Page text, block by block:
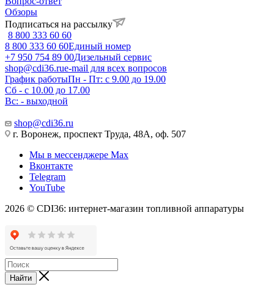
Обзоры
Подписаться на рассылку
8 800 333 60 60
8 800 333 60 60Единый номер
+7 950 754 89 00Дизельный сервис
shop@cdi36.rue-mail для всех вопросов
График работыПн - Пт: с 9.00 до 19.00
Сб - с 10.00 до 17.00
Вс: - выходной
shop@cdi36.ru
г. Воронеж, проспект Труда, 48А, оф. 507
Мы в мессенджере Max
Вконтакте
Telegram
YouTube
2026 © CDI36: интернет-магазин топливной аппаратуры
Найти